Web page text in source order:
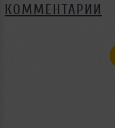
КОММЕНТАРИИ